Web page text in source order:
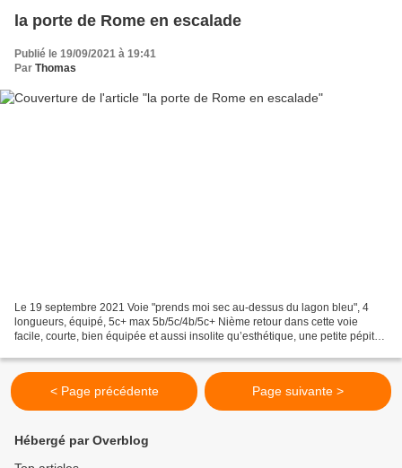
la porte de Rome en escalade
Publié le 19/09/2021 à 19:41
Par Thomas
Le 19 septembre 2021 Voie "prends moi sec au-dessus du lagon bleu", 4
longueurs, équipé, 5c+ max 5b/5c/4b/5c+ Nième retour dans cette voie
facile, courte, bien équipée et aussi insolite qu’esthétique, une petite pépite
< Page précédente Page suivante >
Hébergé par Overblog